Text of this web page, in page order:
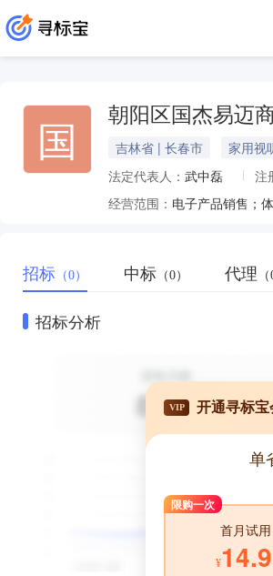
国 朝阳区国杰易迈
吉林省 | 长春市 家用视
法定代表人： 武中磊 注
经营范围：
招标 （0） 中标 （0） 代理
招标分析
VIP 开通寻标
单
限购一次
首月试用
¥14.9